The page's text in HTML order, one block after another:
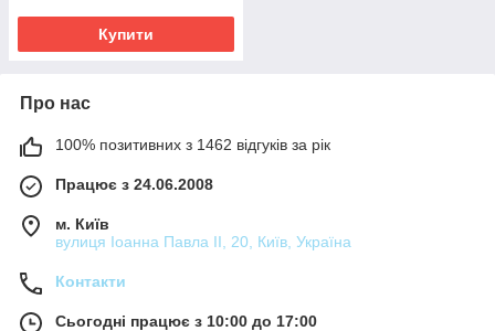
Купити
Про нас
100% позитивних з 1462 відгуків за рік
Працює з 24.06.2008
м. Київ
вулиця Іоанна Павла ІІ, 20, Київ, Україна
Контакти
Сьогодні працює з 10:00 до 17:00